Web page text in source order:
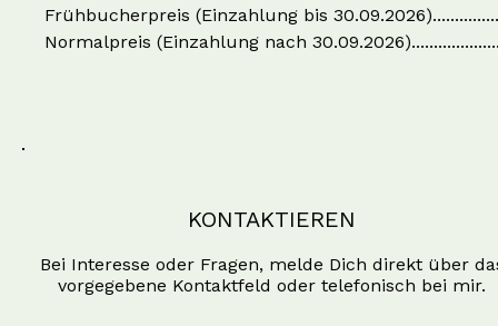
Frühbucherpreis (Einzahlung bis
Normalpreis (Einzahlung nach
KONTAKTIEREN
Bei Interesse oder Fragen, melde Dich direkt über
vorgegebene Kontaktfeld oder telefonisch bei mir.